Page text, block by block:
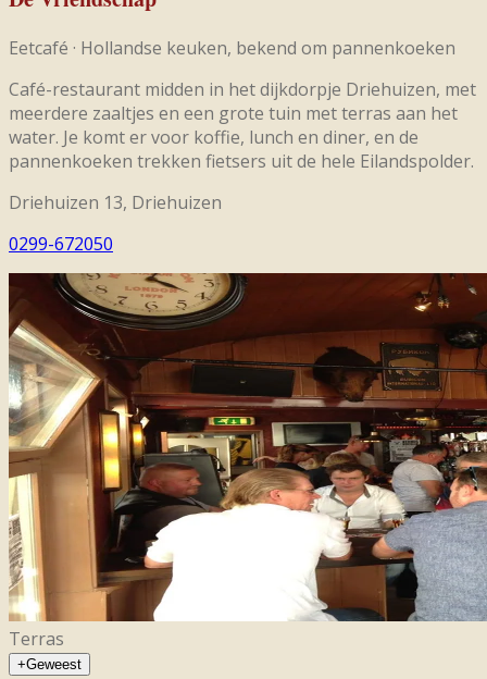
Eetcafé · Hollandse keuken, bekend om pannenkoeken
Café-restaurant midden in het dijkdorpje Driehuizen, met
meerdere zaaltjes en een grote tuin met terras aan het
water. Je komt er voor koffie, lunch en diner, en de
pannenkoeken trekken fietsers uit de hele Eilandspolder.
Driehuizen 13, Driehuizen
0299-672050
Terras
+Geweest